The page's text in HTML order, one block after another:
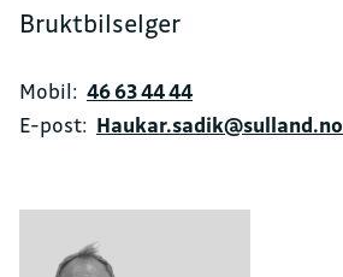
Bruktbilselger
Mobil: 46 63 44 44
E-post: Haukar.sadik@sulland.no